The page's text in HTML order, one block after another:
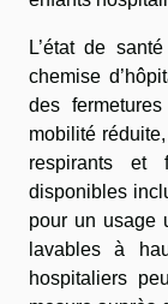
L’état de
chemise
des
mobilité
respirants et
disponibles
pour un usage
lavables à
hospitaliers